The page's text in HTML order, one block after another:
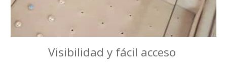
Visibilidad y fácil acceso